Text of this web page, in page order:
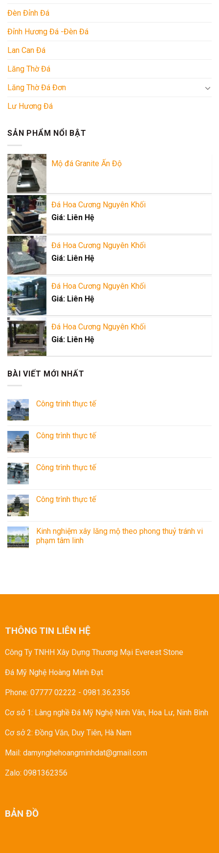
Đèn Đỉnh Đá
Đỉnh Hương Đá -Đèn Đá
Lan Can Đá
Lăng Thờ Đá
Lăng Thờ Đá Đơn
Lư Hương Đá
SẢN PHẨM NỔI BẬT
Mộ đá Granite Ấn Độ
Đá Hoa Cương Nguyên Khối
Giá: Liên Hệ
Đá Hoa Cương Nguyên Khối
Giá: Liên Hệ
Đá Hoa Cương Nguyên Khối
Giá: Liên Hệ
Đá Hoa Cương Nguyên Khối
Giá: Liên Hệ
BÀI VIẾT MỚI NHẤT
Công trình thực tế
Công trình thực tế
Công trình thực tế
Công trình thực tế
Kinh nghiệm xây lăng mộ theo phong thuỷ tránh vi
phạm tâm linh
THÔNG TIN LIÊN HỆ
Công Ty TNHH Xây Dựng Thương Mại Everest Stone
Đá Mỹ Nghệ Hoàng Minh Đạt
Phone: 07777 02222 - 0981.36.2356
Cơ sở 1: Làng nghề Đá Mỹ Nghệ Ninh Vân, Hoa Lư, Ninh Bình
Cơ sở 2: Đồng Văn, Duy Tiên, Hà Nam
Mail: damynghehoangminhdat@gmail.com
Zalo: 0981362356
BẢN ĐỒ